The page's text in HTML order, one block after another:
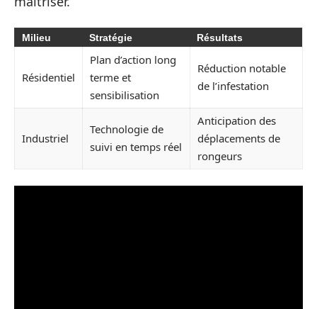
Milieu Stratégie Résultats
Résidentiel
Plan d’action long
terme et
sensibilisation
Réduction notable
de l’infestation
Industriel
Technologie de
suivi en temps réel
Anticipation des
déplacements de
rongeurs